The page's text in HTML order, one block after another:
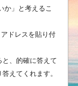
か」と考えるこ
ドレスを貼り付
と、的確に答えて
えてくれます。